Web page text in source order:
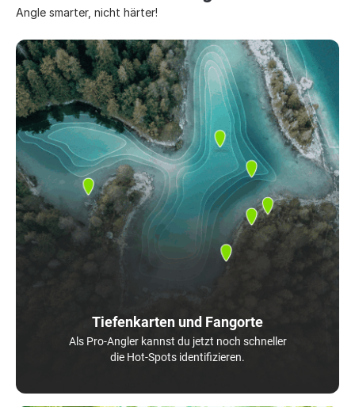
Angle smarter, nicht härter!
Tiefenkarten und Fangorte
Als Pro-Angler kannst du jetzt noch schneller
die Hot-Spots identifizieren.